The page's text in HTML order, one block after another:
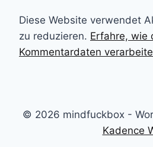
Diese Website verwendet
zu reduzieren. Erfahre, wie
Kommentardaten
© 2026 mindfuckbox -
Kadence